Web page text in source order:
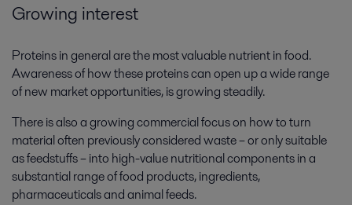
Growing interest
Proteins in general are the most valuable nutrient in food.
Awareness of how these proteins can open up a wide range
of new market opportunities, is growing steadily.
There is also a growing commercial focus on how to turn
material often previously considered waste – or only suitable
as feedstuffs – into high-value nutritional components in a
substantial range of food products, ingredients,
pharmaceuticals and animal feeds.